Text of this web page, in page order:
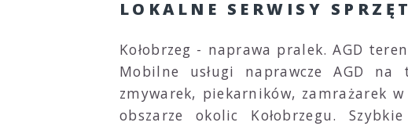
LOKALNE SERWISY
Kołobrzeg - naprawa pralek. AGD
Mobilne usługi naprawcze AGD na
zmywarek, piekarników, zamrażarek
obszarze okolic Kołobrzegu.